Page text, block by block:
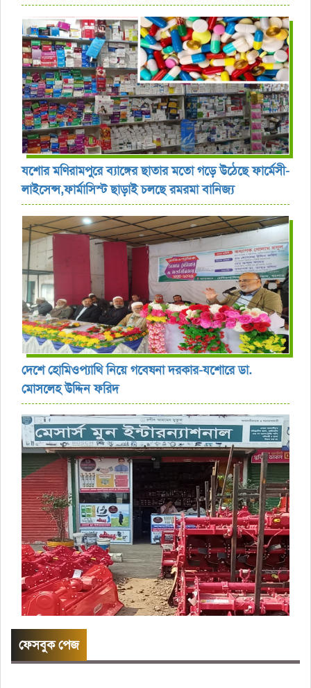
যশোর ‎মণিরামপুরে ব্যাঙ্গের ছাতার মতো গড়ে উঠেছে ফার্মেসী-
লাইসেন্স,ফার্মাসিস্ট ছাড়াই চলছে রমরমা বানিজ্য ‎
দেশে হোমিওপ্যাথি নিয়ে গবেষনা দরকার-যশোরে ডা.
মোসলেহ উদ্দিন ফরিদ
ফেসবুক পেজ